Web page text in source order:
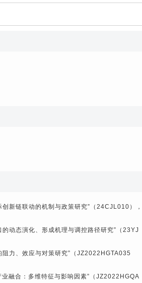
新链联动的机制与政策研究”（ 24CJL010 ），
动态演化、形成机理与调控路径研究”（ 23YJ
力、效应与对策研究”（ JZ2022HGTA035
业融合：多维特征与影响因素”（ JZ2022HGQA